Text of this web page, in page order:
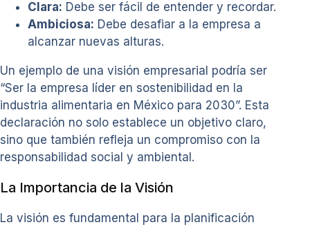
Clara: Debe ser fácil de entender y recordar.
Ambiciosa: Debe desafiar a la empresa a
alcanzar nuevas alturas.
Un ejemplo de una visión empresarial podría ser
“Ser la empresa líder en sostenibilidad en la
industria alimentaria en México para 2030”. Esta
declaración no solo establece un objetivo claro,
sino que también refleja un compromiso con la
responsabilidad social y ambiental.
La Importancia de la Visión
La visión es fundamental para la planificación